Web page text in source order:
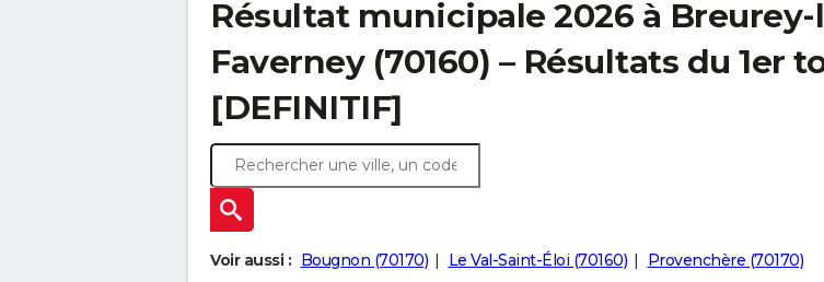
Résultat municipale 2026 à Breurey-
Faverney (70160) – Résultats du 1er
[DEFINITIF]
Voir aussi : Bougnon (70170) Le Val-Saint-Éloi (70160) Provenchère (70170)